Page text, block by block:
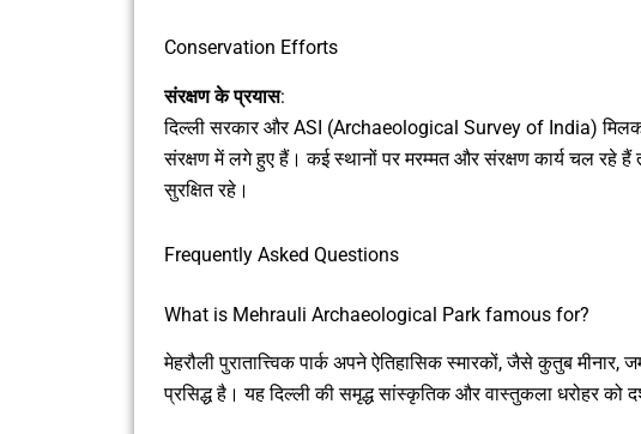
Conservation Efforts
संरक्षण के प्रयास:
दिल्ली सरकार और ASI (Archaeological Survey of India) मिलकर
संरक्षण में लगे हुए हैं। कई स्थानों पर मरम्मत और संरक्षण कार्य चल रहे हैं
सुरक्षित रहे।
Frequently Asked Questions
What is Mehrauli Archaeological Park famous for?
मेहरौली पुरातात्त्विक पार्क अपने ऐतिहासिक स्मारकों, जैसे कुतुब
प्रसिद्ध है। यह दिल्ली की समृद्ध सांस्कृतिक और वास्तुकला धरोहर को